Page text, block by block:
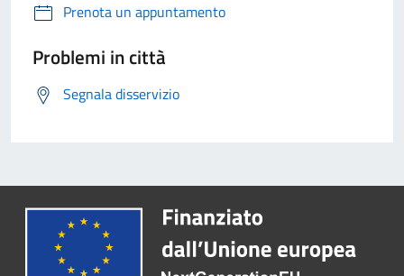
Prenota un appuntamento
Problemi in città
Segnala disservizio